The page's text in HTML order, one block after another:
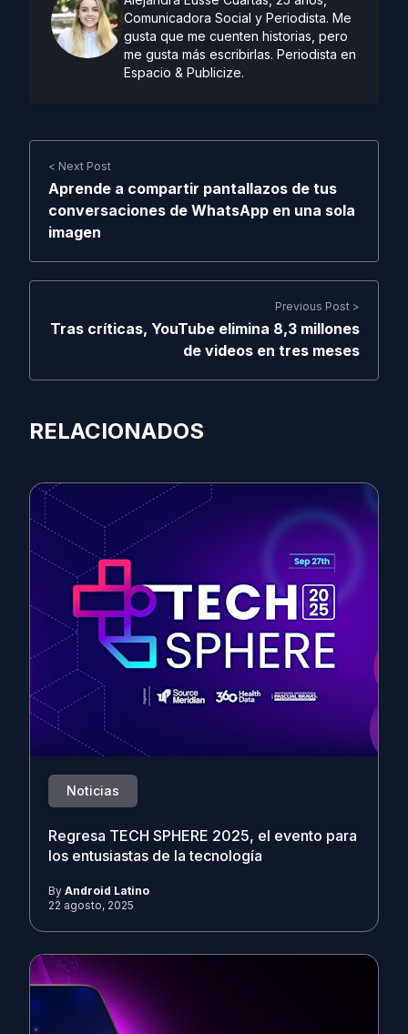
Comunicadora Social y Periodista. Me
gusta que me cuenten historias, pero
me gusta más escribirlas. Periodista en
Espacio & Publicize.
< Next Post
Aprende a compartir pantallazos de tus
conversaciones de WhatsApp en una sola
imagen
Previous Post >
Tras críticas, YouTube elimina 8,3 millones
de videos en tres meses
RELACIONADOS
Noticias
Regresa TECH SPHERE 2025, el evento para
los entusiastas de la tecnología
By Android Latino
22 agosto, 2025